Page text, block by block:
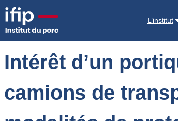
L’institut
Accueil Documentations Intérêt d’un portique de
Intérêt d’un
camions de